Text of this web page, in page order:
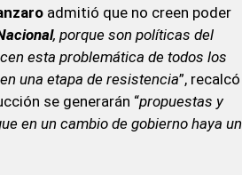
admitió que no creen poder
, porque son políticas del
esta problemática de todos los
una etapa de resistencia”, recalcó
se generarán “propuestas y
en un cambio de gobierno haya un